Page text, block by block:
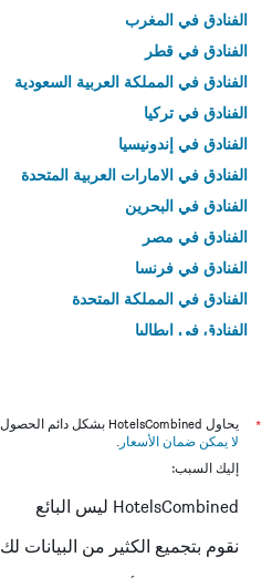
الفنادق في المغرب
الفنادق في قطر
الفنادق في المملكة العربية السعودية
الفنادق في تركيا
الفنادق في إندونيسيا
الفنادق في الامارات العربية المتحدة
الفنادق في البحرين
الفنادق في مصر
الفنادق في فرنسا
الفنادق في المملكة المتحدة
الفنادق في إيطاليا
*
يحاول HotelsCombined بشكل دائم الحصول على الأسعار الدقيقة، ولكن
لا يمكن ضمان الأسعار .
إليك السبب:
HotelsCombined ليس البائع
نقوم بتجميع الكثير من البيانات لك